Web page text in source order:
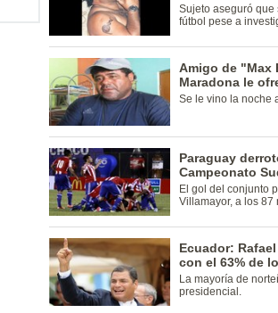
Sujeto aseguró
fútbol pese a
Amigo de "Max
Maradona le
Se le vino la noche
Paraguay
Campeonato
El gol del conjunto
Villamayor, a los 87
Ecuador:
con el 63% de
La mayoría de
presidencial.